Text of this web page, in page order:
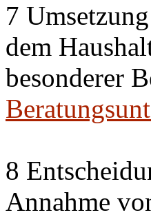
7
dem
besonderer
8
Annahme